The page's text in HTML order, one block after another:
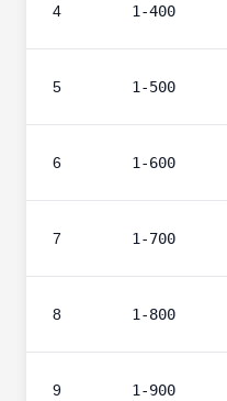
4 1-400
5 1-500
6 1-600
7 1-700
8 1-800
9 1-900